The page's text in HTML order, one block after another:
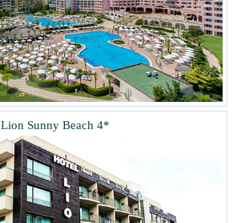
Lion Sunny Beach 4*